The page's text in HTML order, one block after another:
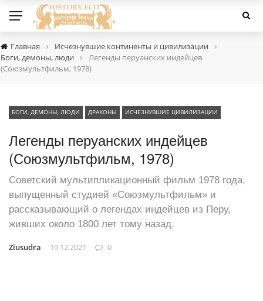
Главная › Исчезнувшие континенты и цивилизации ›
Боги, демоны, люди ›
Легенды перуанских индейцев
(Союзмультфильм, 1978)
БОГИ, ДЕМОНЫ, ЛЮДИ ДРАКОНЫ ИСЧЕЗНУВШИЕ ЦИВИЛИЗАЦИИ
Легенды перуанских индейцев
(Союзмультфильм, 1978)
Советский мультипликационный фильм 1978 года,
выпущенный студией «Союзмультфильм» и
рассказывающий о легендах индейцев из Перу,
живших около 1800 лет тому назад.
Ziusudra 19.12.2021 0